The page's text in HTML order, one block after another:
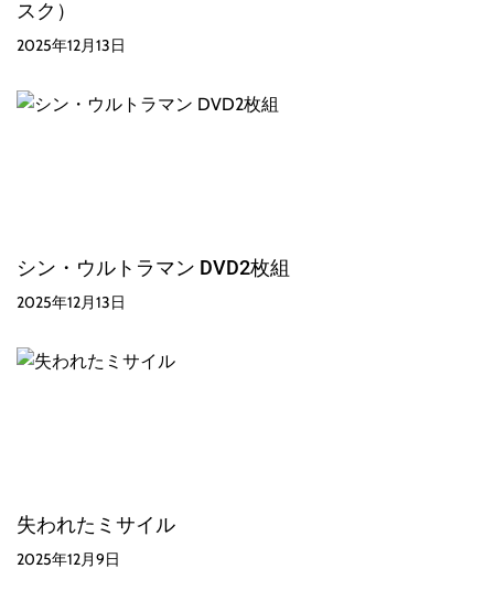
スク）
2025年12月13日
シン・ウルトラマン DVD2枚組
2025年12月13日
失われたミサイル
2025年12月9日